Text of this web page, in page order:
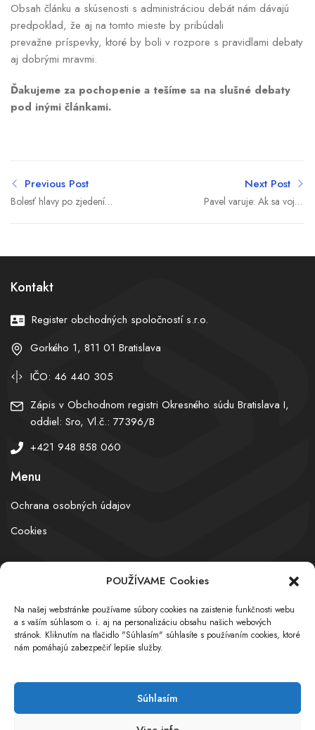
POUŽÍVAME Cookies
Na našej webstránke používame súbory cookies na zaistenie funkčnosti webu
a s vaším súhlasom o. i. aj na personalizáciu obsahu našich webových
stránok. Kliknutím na tlačidlo "Súhlasím" súhlasíte s používaním cookies, ktoré
nám pomáhajú zabezpečiť lepšie služby.
Súhlasím
Obsah článku a skúsenosti s administráciou debát nám dávajú
predpoklad, že aj na tomto mieste by pribúdali
prevažne príspevky, ktoré by boli v rozpore s pravidlami debaty
aj dobrými mravmi.
Ďakujeme za pochopenie a tešíme sa na slušné debaty
pod inými článkami.
Previous Post
Bolesť hlavy po zjedení
Next Post
Pavel varuje: Ak sa vojna
Kontakt
Register obchodných spoločností s.r.o.
Gorkého 1, 811 01 Bratislava
IČO: 46 440 305
Zápis v Obchodnom registri Okresného súdu Bratislava I,
oddiel: Sro, Vl.č.: 77396/B
+421 948 858 060
Menu
Ochrana osobných údajov
Cookies